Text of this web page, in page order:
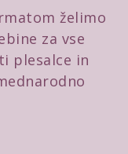
želimo
za vse
plesalce in